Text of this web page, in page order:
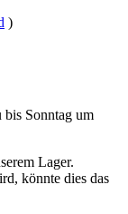
)
bis Sonntag um
Lager.
könnte dies das